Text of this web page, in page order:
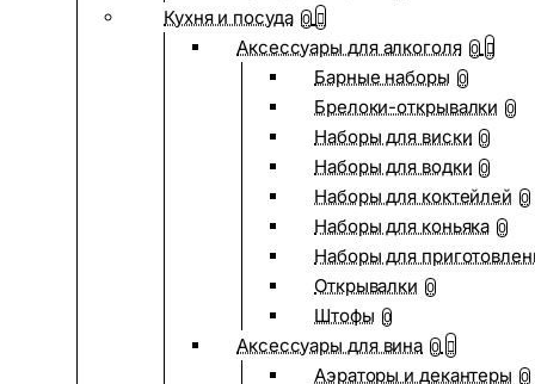
Кухня и посуда 0
Аксессуары для алкоголя 0
Барные наборы 0
Брелоки-открывалки 0
Наборы для виски 0
Наборы для водки 0
Наборы для коктейлей 0
Наборы для коньяка 0
Наборы для
Открывалки 0
Штофы 0
Аксессуары для вина 0
Аэраторы и декантеры 0